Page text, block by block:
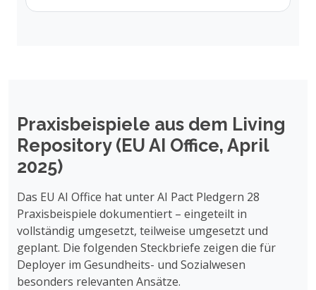
Praxisbeispiele aus dem Living
Repository (EU AI Office, April
2025)
Das EU AI Office hat unter AI Pact Pledgern 28
Praxisbeispiele dokumentiert – eingeteilt in
vollständig umgesetzt, teilweise umgesetzt und
geplant. Die folgenden Steckbriefe zeigen die für
Deployer im Gesundheits- und Sozialwesen
besonders relevanten Ansätze.